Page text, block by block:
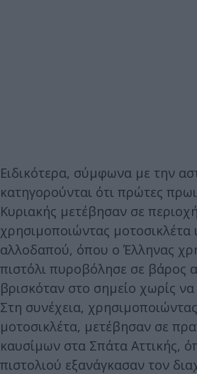
Ειδικότερα, σύμφωνα με την
κατηγορούνται ότι πρώτες
Κυριακής μετέβησαν σε
χρησιμοποιώντας μοτοσικλέτα
αλλοδαπού, όπου ο Έλληνας
πιστόλι πυροβόλησε σε βάρος
βρισκόταν στο σημείο χωρίς να
Στη συνέχεια,
μοτοσικλέτα, μετέβησαν σε
καυσίμων στα Σπάτα Αττικής,
πιστολιού εξανάγκασαν τον